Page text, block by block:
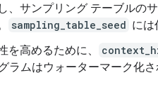
、サンプリング テーブルの
sampling_table_seed には
を高めるために、
ラムはウォーターマーク化さ